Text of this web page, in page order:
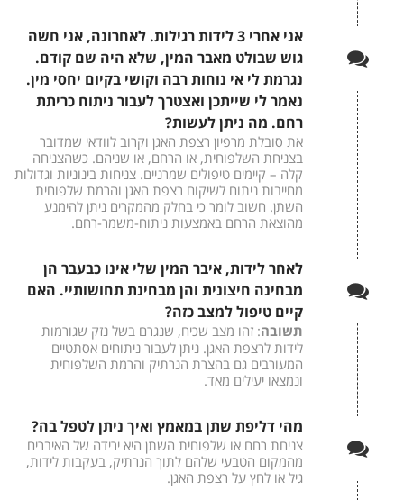
אני אחרי 3 לידות רגילות. לאחרונה, אני חשה
גוש שבולט מאבר המין, שלא היה שם קודם.
נגרמת לי אי נוחות רבה וקושי בקיום יחסי מין.
נאמר לי שייתכן ואצטרך לעבור ניתוח כריתת
רחם. מה ניתן לעשות?
את סובלת מרפיון רצפת האגן וקרוב לוודאי שמדובר
בצניחת השלפוחית, או הרחם, או שניהם. כשהצניחה
קלה – קיימים טיפולים שמרניים. צניחות בינוניות וגדולות
מחייבות ניתוח לשיקום רצפת האגן והרמת שלפוחית
השתן. חשוב לומר כי בחלק מהמקרים ניתן להימנע
מהוצאת הרחם באמצעות ניתוח-משמר-רחם.
לאחר לידות, איבר המין שלי אינו כבעבר הן
מבחינה חיצונית והן מבחינת תחושותיי. האם
קיים טיפול למצב כזה?
תשובה: זהו מצב שכיח, שנגרם בשל נזק שגורמות
לידות לרצפת האגן. ניתן לעבור ניתוחים אסתטיים
המעורבים גם בהצרת הנרתיק והרמת השלפוחית
ונמצאו יעילים מאד.
מהי דליפת שתן במאמץ ואיך ניתן לטפל בה?
צניחת רחם או שלפוחית השתן היא ירידה של האיברים
מהמקום הטבעי שלהם לתוך הנרתיק, בעקבות לידות,
גיל או לחץ על רצפת האגן.